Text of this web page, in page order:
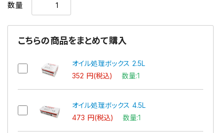
数量
こちらの商品をまとめて購入
オイル処理ボックス 2.5L
352 円(税込) 数量:1
オイル処理ボックス 4.5L
473 円(税込) 数量:1